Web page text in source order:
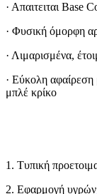
· Απαιτειται Base
· Φυσική όμορφη
· Λιμαρισμένα,
· Εύκολη αφαίρεση
μπλέ κρίκο
1. Τυπική
2. Εφαρμογή υγρών